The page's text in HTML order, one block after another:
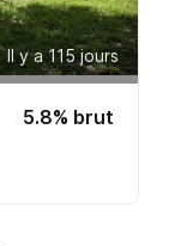
Il y a 115 jours
5.8% brut